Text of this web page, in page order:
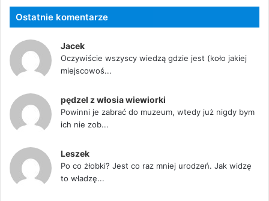
Ostatnie komentarze
Jacek
Oczywiście wszyscy wiedzą gdzie jest (koło jakiej
miejscowoś...
pędzel z włosia wiewiorki
Powinni je zabrać do muzeum, wtedy już nigdy bym
ich nie zob...
Leszek
Po co żłobki? Jest co raz mniej urodzeń. Jak widzę
to władzę...